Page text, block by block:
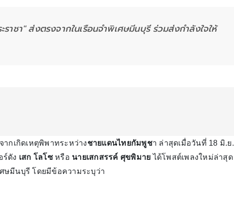
าชา" ส่งตรงจากในเรือนจำพิเศษมีนบุรี ร่วมส่งกำลังใจให้
กเกิดเหตุพิพาทระหว่างชายแดนไทยกัมพูชา ล่าสุดเมื่อวันที่ 18 มิ.ย.
ร์ดัง เสก โลโซหรือ นายเสกสรรค์ ศุขพิมาย ได้โพสต์เพลงใหม่ล่าสุด
ศษมีนบุรี โดยมีข้อความระบุว่า